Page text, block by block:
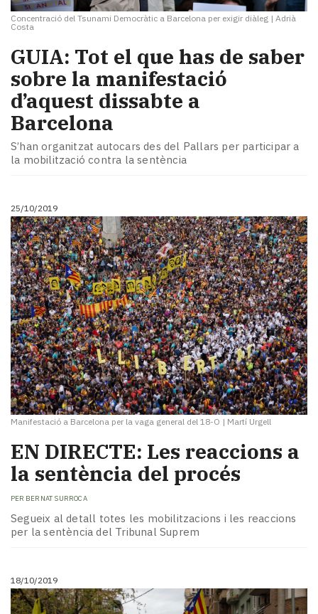
Concentració del Tsunami Democràtic a Barcelona per exigir diàleg | Adrià
Costa
GUIA: Tot el que has de saber
sobre la manifestació
d’aquest dissabte a
Barcelona
S’han organitzat autocars des del Pallars per participar a
la mobilització contra la sentència
25/10/2019
Manifestació a Barcelona per la vaga general del 18-O | Martí Urgell
EN DIRECTE: Les reaccions a
la sentència del procés
PER BERNAT SURROCA
Segueix al detall totes les mobilitzacions i les reaccions
per la sentència del Tribunal Suprem
18/10/2019